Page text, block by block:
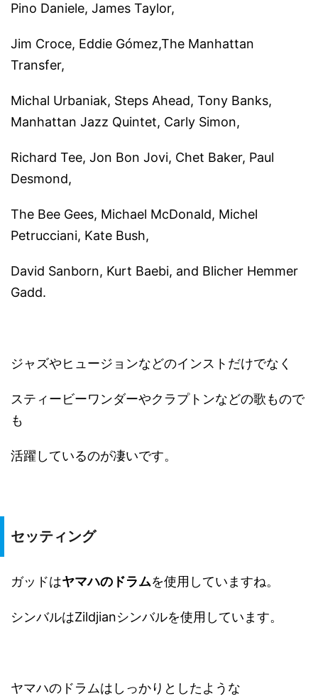
Pino Daniele, James Taylor,
Jim Croce, Eddie Gómez,The Manhattan
Transfer,
Michal Urbaniak, Steps Ahead, Tony Banks,
Manhattan Jazz Quintet, Carly Simon,
Richard Tee, Jon Bon Jovi, Chet Baker, Paul
Desmond,
The Bee Gees, Michael McDonald, Michel
Petrucciani, Kate Bush,
David Sanborn, Kurt Baebi, and Blicher Hemmer
Gadd.
ジャズやヒュージョンなどのインストだけでなく
スティービーワンダーやクラプトンなどの歌もので
も
活躍しているのが凄いです。
セッティング
ガッドはヤマハのドラムを使用していますね。
シンバルはZildjianシンバルを使用しています。
ヤマハのドラムはしっかりとしたような